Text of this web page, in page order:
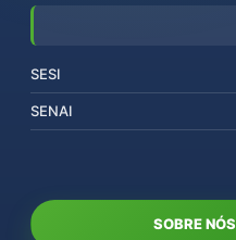
SESI
SENAI
SOBRE NÓS